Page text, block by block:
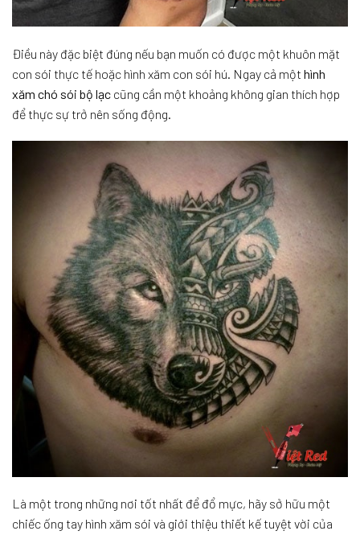
Điều này đặc biệt đúng nếu bạn muốn có được một khuôn mặt
con sói thực tế hoặc hình xăm con sói hú. Ngay cả một hình
xăm chó sói bộ lạc cũng cần một khoảng không gian thích hợp
để thực sự trở nên sống động.
Là một trong những nơi tốt nhất để đổ mực, hãy sở hữu một
chiếc ống tay hình xăm sói và giới thiệu thiết kế tuyệt vời của